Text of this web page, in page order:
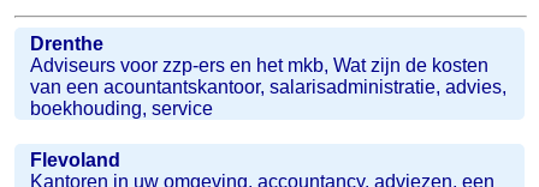
Drenthe
Adviseurs voor zzp-ers en het mkb, Wat zijn de kosten
van een acountantskantoor, salarisadministratie, advies,
boekhouding, service
Flevoland
Kantoren in uw omgeving, accountancy, adviezen, een